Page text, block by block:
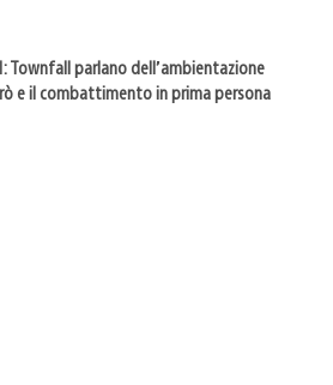
Townfall parlano dell’ambientazione
e il combattimento in prima persona